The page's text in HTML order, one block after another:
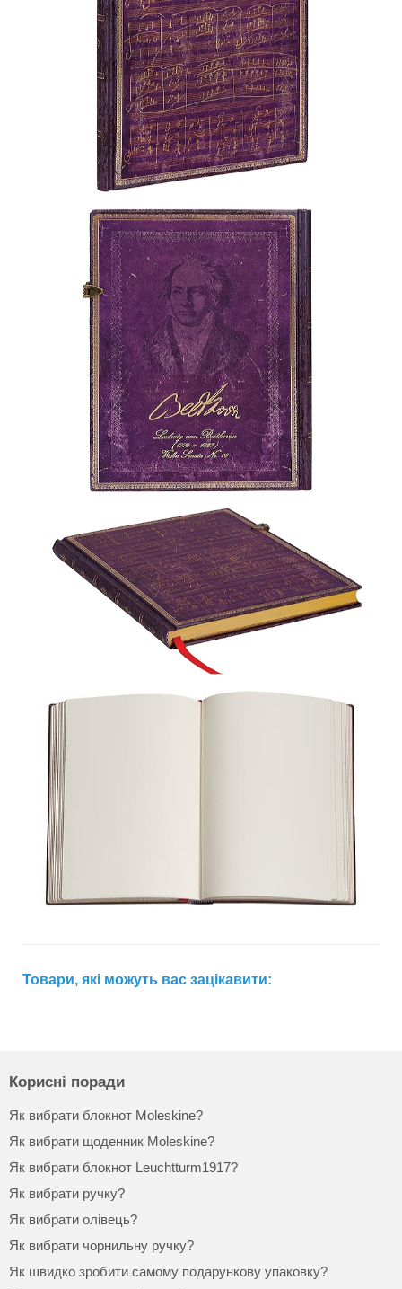
Товари, які можуть вас зацікавити:
Корисні поради
Як вибрати блокнот Moleskine?
Як вибрати щоденник Moleskine?
Як вибрати блокнот Leuchtturm1917?
Як вибрати ручку?
Як вибрати олівець?
Як вибрати чорнильну ручку?
Як швидко зробити самому подарункову упаковку?